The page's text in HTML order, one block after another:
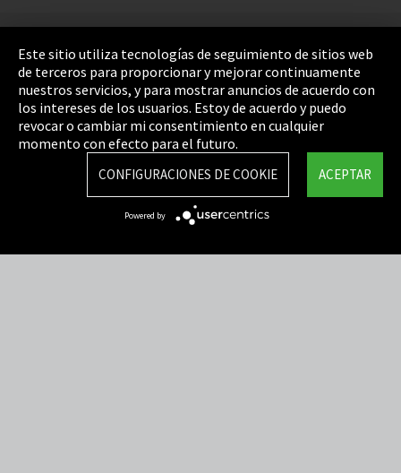
Pie de imprenta
Política de privacidad
Cookie Settings
Términos y Condiciones
Mapa del sitio
Integrity Line
Este sitio utiliza tecnologías de seguimiento de sitios web
de terceros para proporcionar y mejorar continuamente
nuestros servicios, y para mostrar anuncios de acuerdo con
los intereses de los usuarios. Estoy de acuerdo y puedo
revocar o cambiar mi consentimiento en cualquier
momento con efecto para el futuro.
ACEPTAR
CONFIGURACIONES DE COOKIE
Powered by